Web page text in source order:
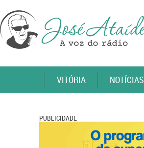
VITÓRIA NOTÍCIAS
PUBLICIDADE